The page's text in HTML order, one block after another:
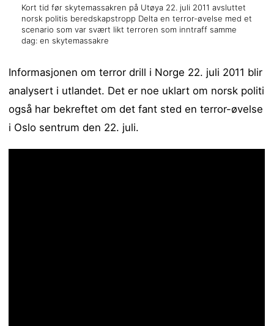
Kort tid før skytemassakren på Utøya 22. juli 2011 avsluttet
norsk politis beredskapstropp Delta en terror-øvelse med et
scenario som var svært likt terroren som inntraff samme
dag: en skytemassakre
Informasjonen om terror drill i Norge 22. juli 2011 blir
analysert i utlandet. Det er noe uklart om norsk politi
også har bekreftet om det fant sted en terror-øvelse
i Oslo sentrum den 22. juli.